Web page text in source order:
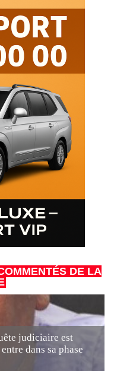
DE LA
judiciaire est
dans sa phase